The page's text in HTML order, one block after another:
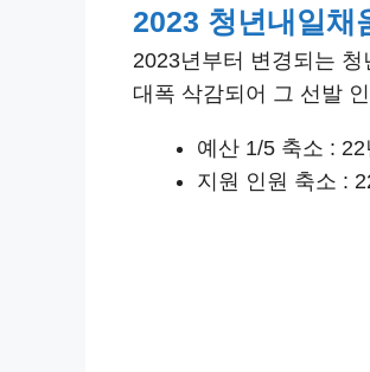
2023 청년내일채
2023년부터 변경되는
대폭 삭감되어 그 선발
예산 1/5 축소 :
지원 인원 축소 :